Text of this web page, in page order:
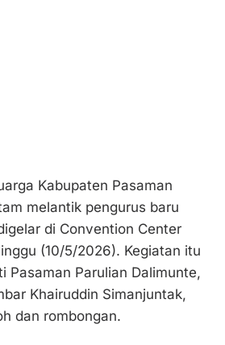
Kabupaten Pasaman
melantik pengurus baru
di Convention Center
(10/5/2026). Kegiatan itu
Pasaman Parulian Dalimunte,
Khairuddin Simanjuntak,
dan rombongan.